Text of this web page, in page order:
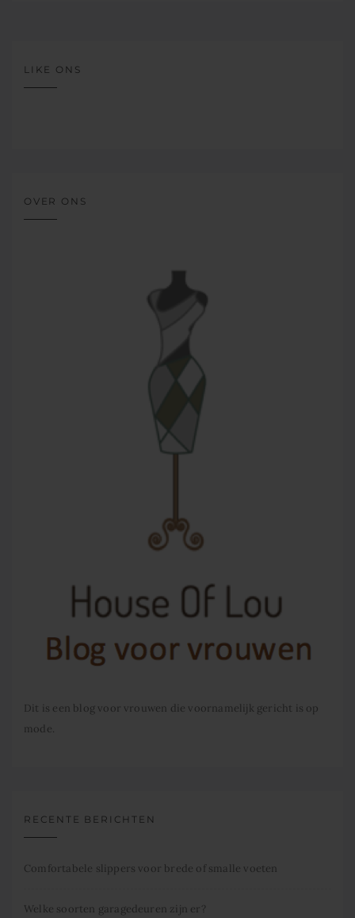
LIKE ONS
OVER ONS
Dit is een blog voor vrouwen die voornamelijk gericht is op
mode.
RECENTE BERICHTEN
Comfortabele slippers voor brede of smalle voeten
Welke soorten garagedeuren zijn er?